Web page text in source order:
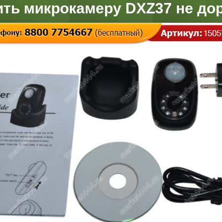
микрокамеру DXZ37 не